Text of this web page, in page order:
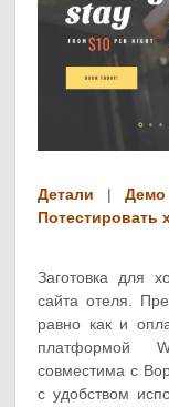
Детали | Демо
Потестировать
Заготовка для
сайта отеля.
равно как и
платформой
совместима с
с удобством